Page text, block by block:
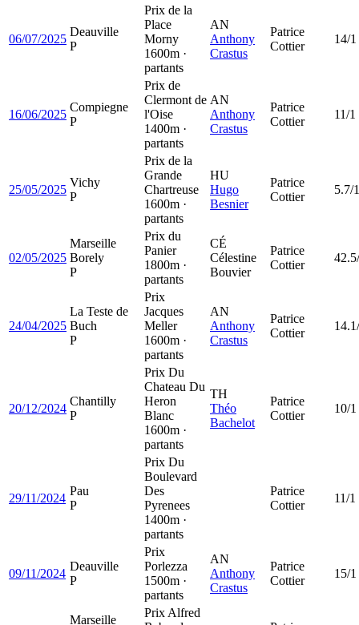
06/07/2025
Deauville
P
Prix de la
Place
Morny
1600m ·
partants
AN
Anthony
Crastus
Patrice
Cottier
14/1
16/06/2025
Compiegne
P
Prix de
Clermont de
l'Oise
1400m ·
partants
AN
Anthony
Crastus
Patrice
Cottier
11/1
25/05/2025
Vichy
P
Prix de la
Grande
Chartreuse
1600m ·
partants
HU
Hugo
Besnier
Patrice
Cottier
5.7/1
02/05/2025
Marseille
Borely
P
Prix du
Panier
1800m ·
partants
CÉ
Célestine
Bouvier
Patrice
Cottier
24/04/2025
La Teste de
Buch
P
Prix
Jacques
Meller
1600m ·
partants
AN
Anthony
Crastus
Patrice
Cottier
20/12/2024
Chantilly
P
Prix Du
Chateau Du
Heron
Blanc
1600m ·
partants
TH
Théo
Bachelot
Patrice
Cottier
10/1
29/11/2024
Pau
P
Prix Du
Boulevard
Des
Pyrenees
1400m ·
partants
Patrice
Cottier
11/1
09/11/2024
Deauville
P
Prix
Porlezza
1500m ·
partants
AN
Anthony
Crastus
Patrice
Cottier
15/1
Marseille
Prix Alfred